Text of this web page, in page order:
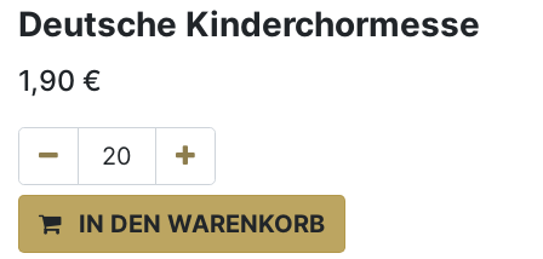
Deutsche Kinderchormesse
1,90 €
IN DEN WARENKORB